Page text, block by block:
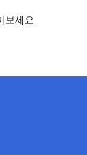
보세요